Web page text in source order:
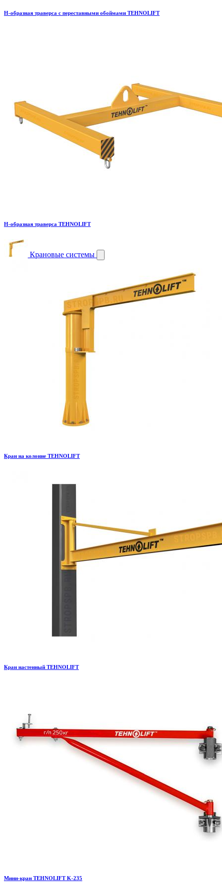
H-образная траверса с переставными обоймами TEHNOLIFT
H-образная траверса TEHNOLIFT
Крановые системы
Кран на колонне TEHNOLIFT
Кран настенный TEHNOLIFT
Мини-кран TEHNOLIFT K-235